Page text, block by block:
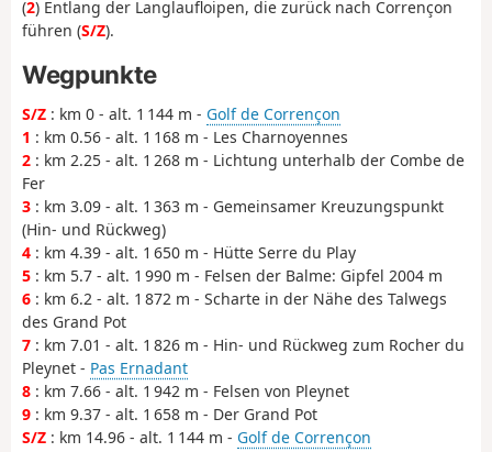
(2) Entlang der Langlaufloipen, die zurück nach Corrençon
führen (S/Z).
Wegpunkte
S/Z : km 0 - alt. 1 144 m - Golf de Corrençon
1 : km 0.56 - alt. 1 168 m - Les Charnoyennes
2 : km 2.25 - alt. 1 268 m - Lichtung unterhalb der Combe de
Fer
3 : km 3.09 - alt. 1 363 m - Gemeinsamer Kreuzungspunkt
(Hin- und Rückweg)
4 : km 4.39 - alt. 1 650 m - Hütte Serre du Play
5 : km 5.7 - alt. 1 990 m - Felsen der Balme: Gipfel 2004 m
6 : km 6.2 - alt. 1 872 m - Scharte in der Nähe des Talwegs
des Grand Pot
7 : km 7.01 - alt. 1 826 m - Hin- und Rückweg zum Rocher du
Pleynet - Pas Ernadant
8 : km 7.66 - alt. 1 942 m - Felsen von Pleynet
9 : km 9.37 - alt. 1 658 m - Der Grand Pot
S/Z : km 14.96 - alt. 1 144 m - Golf de Corrençon